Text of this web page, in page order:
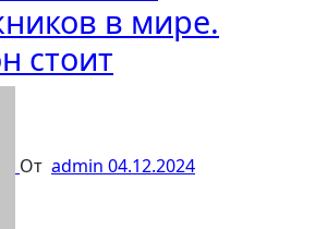
в мире.
стоит
От admin 04.12.2024